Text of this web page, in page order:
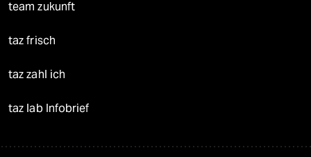
team zukunft
taz frisch
taz zahl ich
taz lab Infobrief